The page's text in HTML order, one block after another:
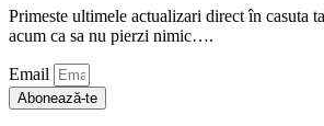
Primeste ultimele actualizari direct în casuta
acum ca sa nu pierzi nimic….
Email
Abonează-te